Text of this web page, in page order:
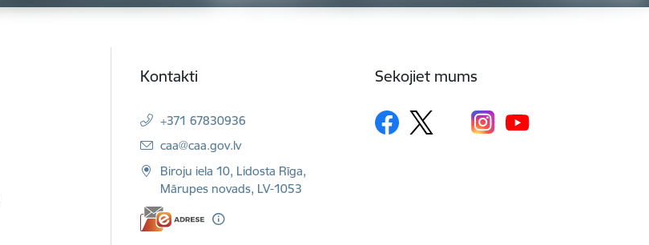
Kontakti
+371 67830936
E-pasts:
caa@caa.gov.lv
Biroju iela 10, Lidosta Rīga,
Mārupes novads, LV-1053
Sekojiet mums